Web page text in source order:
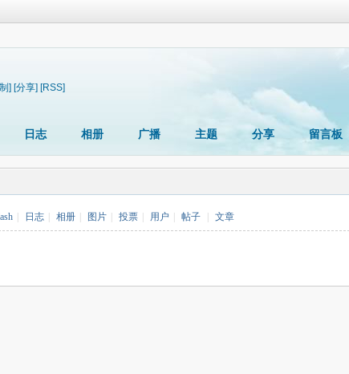
] [分享] [RSS]
日志 相册 广播 主题 分享 留言板
日志 相册 图片 投票 用户 帖子 文章